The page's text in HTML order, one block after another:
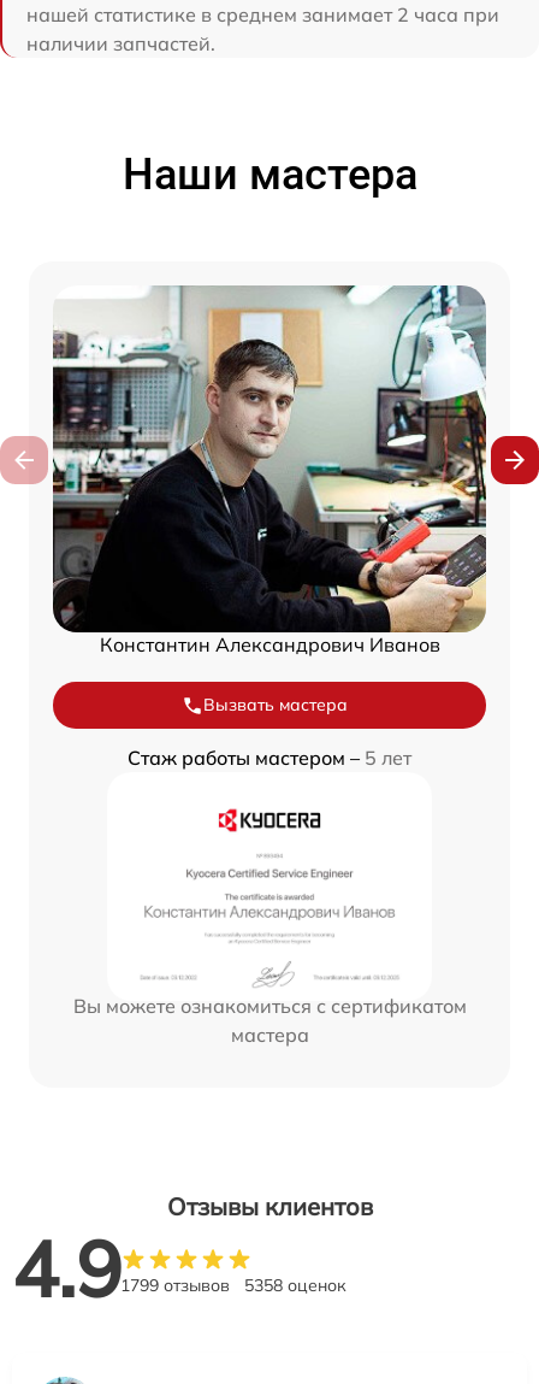
нашей статистике в среднем занимает 2 часа при
наличии запчастей.
Наши мастера
Константин Александрович Иванов
Вызвать мастера
Стаж работы мастером – 5 лет
Вы можете ознакомиться с сертификатом
мастера
Отзывы клиентов
4.91799 отзывов 5358 оценок